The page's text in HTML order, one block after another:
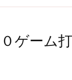
ゲーム